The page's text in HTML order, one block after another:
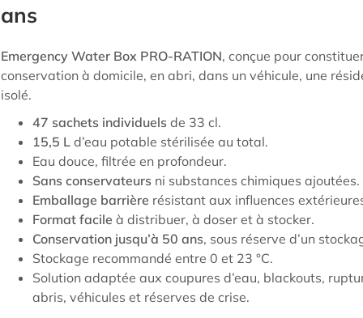
ans
Emergency Water Box PRO-RATION, conçue pour
conservation à domicile, en abri, dans un véhicule, une
isolé.
47 sachets individuels de 33 cl.
15,5 L d’eau potable stérilisée au total.
Eau douce, filtrée en profondeur.
Sans conservateurs ni substances chimiques ajoutées.
Emballage barrière résistant aux influences
Format facile à distribuer, à doser et à stocker.
Conservation jusqu’à 50 ans, sous réserve d’un
Stockage recommandé entre 0 et 23 °C.
Solution adaptée aux coupures d’eau, blackouts,
abris, véhicules et réserves de crise.